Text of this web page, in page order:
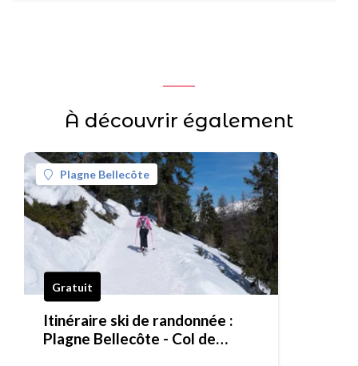
À découvrir également
Plagne Bellecôte
Gratuit
Itinéraire ski de randonnée :
Plagne Bellecôte - Col de